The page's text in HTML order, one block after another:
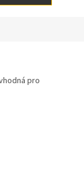
pro